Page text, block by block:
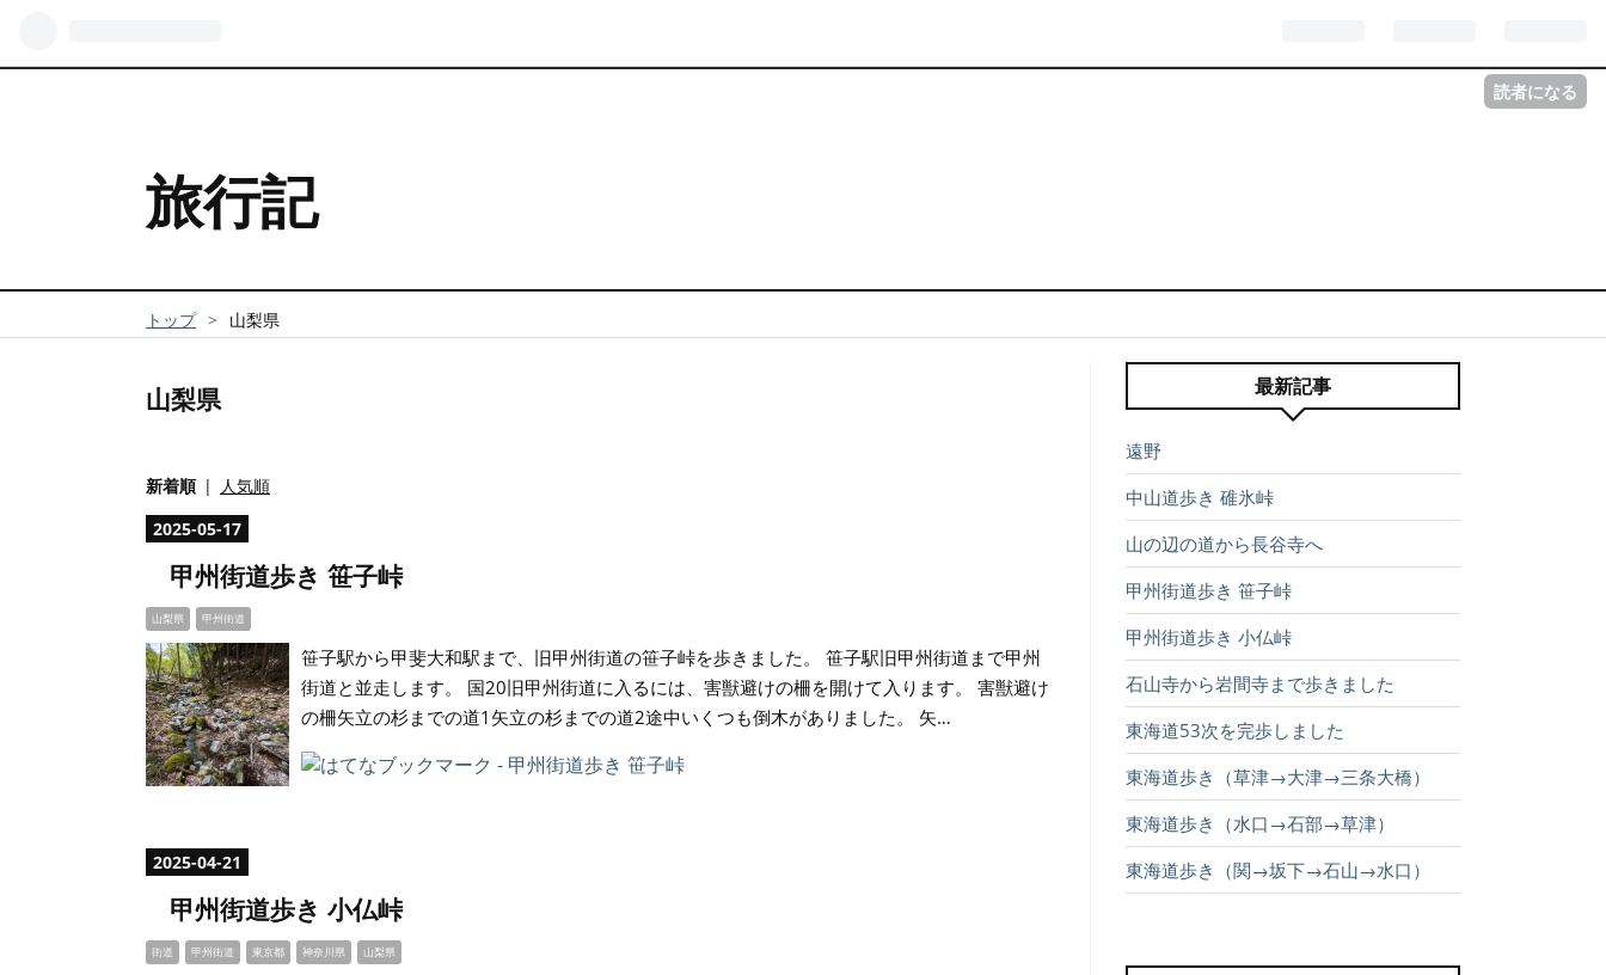
読者になる
旅行記
トップ > 山梨県
山梨県
新着順
人気順
2025-05-17
甲州街道歩き 笹子峠
山梨県 甲州街道
笹子駅から甲斐大和駅まで、旧甲州街道の笹子峠を歩きました。 笹子駅旧甲州街道まで甲州
街道と並走します。 国20旧甲州街道に入るには、害獣避けの柵を開けて入ります。 害獣避け
の柵矢立の杉までの道1矢立の杉までの道2途中いくつも倒木がありました。 矢…
2025-04-21
甲州街道歩き 小仏峠
街道 甲州街道 東京都 神奈川県 山梨県
最新記事
遠野
中山道歩き 碓氷峠
山の辺の道から長谷寺へ
甲州街道歩き 笹子峠
甲州街道歩き 小仏峠
石山寺から岩間寺まで歩きました
東海道53次を完歩しました
東海道歩き（草津→大津→三条大橋）
東海道歩き（水口→石部→草津）
東海道歩き（関→坂下→石山→水口）